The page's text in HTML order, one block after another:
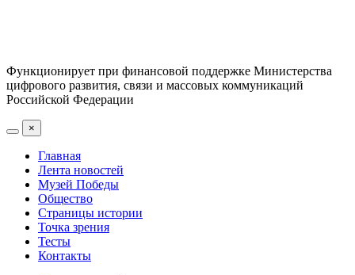
Функционирует при финансовой поддержке Министерства
цифрового развития, связи и массовых коммуникаций
Российской Федерации
×
Главная
Лента новостей
Музей Победы
Общество
Страницы истории
Точка зрения
Тесты
Контакты